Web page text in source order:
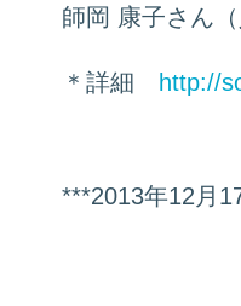
師岡 康子さん
＊詳細 http://
***2013年12月